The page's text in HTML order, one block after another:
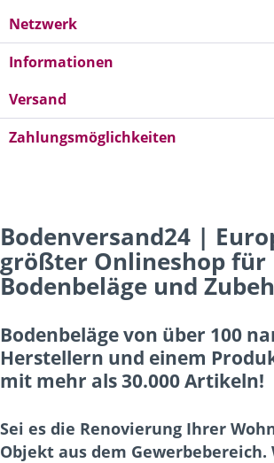
Netzwerk
Informationen
Versand
Zahlungsmöglichkeiten
Bodenversand24 |
größter Onlineshop für
Bodenbeläge und
Bodenbeläge von über 100
Herstellern und einem
mit mehr als 30.000 Artikeln!
Sei es die Renovierung Ihrer
Objekt aus dem